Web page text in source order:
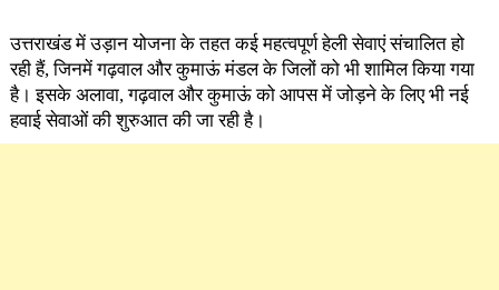
उत्तराखंड में उड़ान योजना के तहत कई महत्वपूर्ण हेली सेवाएं संचालित हो
रही हैं, जिनमें गढ़वाल और कुमाऊं मंडल के जिलों को भी शामिल किया गया
है। इसके अलावा, गढ़वाल और कुमाऊं को आपस में जोड़ने के लिए भी नई
हवाई सेवाओं की शुरुआत की जा रही है।